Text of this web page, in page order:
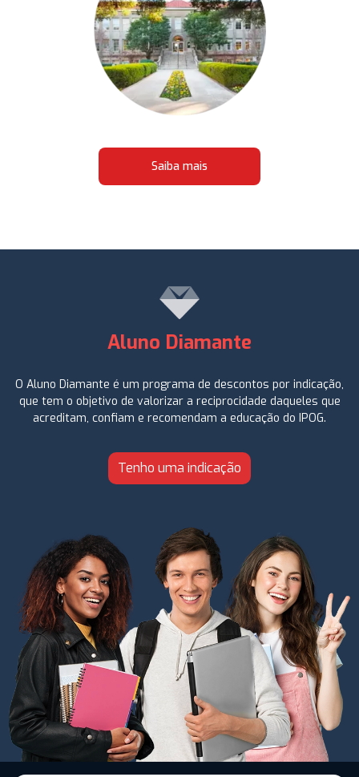
Saiba mais
Aluno Diamante
O Aluno Diamante é um programa de descontos por indicação,
que tem o objetivo de valorizar a reciprocidade daqueles que
acreditam, confiam e recomendam a educação do IPOG.
Tenho uma indicação